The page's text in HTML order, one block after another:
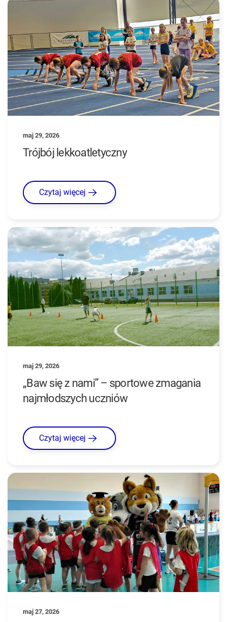
maj 29, 2026
Trójbój lekkoatletyczny
Czytaj więcej
maj 29, 2026
„Baw się z nami” – sportowe zmagania
najmłodszych uczniów
Czytaj więcej
maj 27, 2026